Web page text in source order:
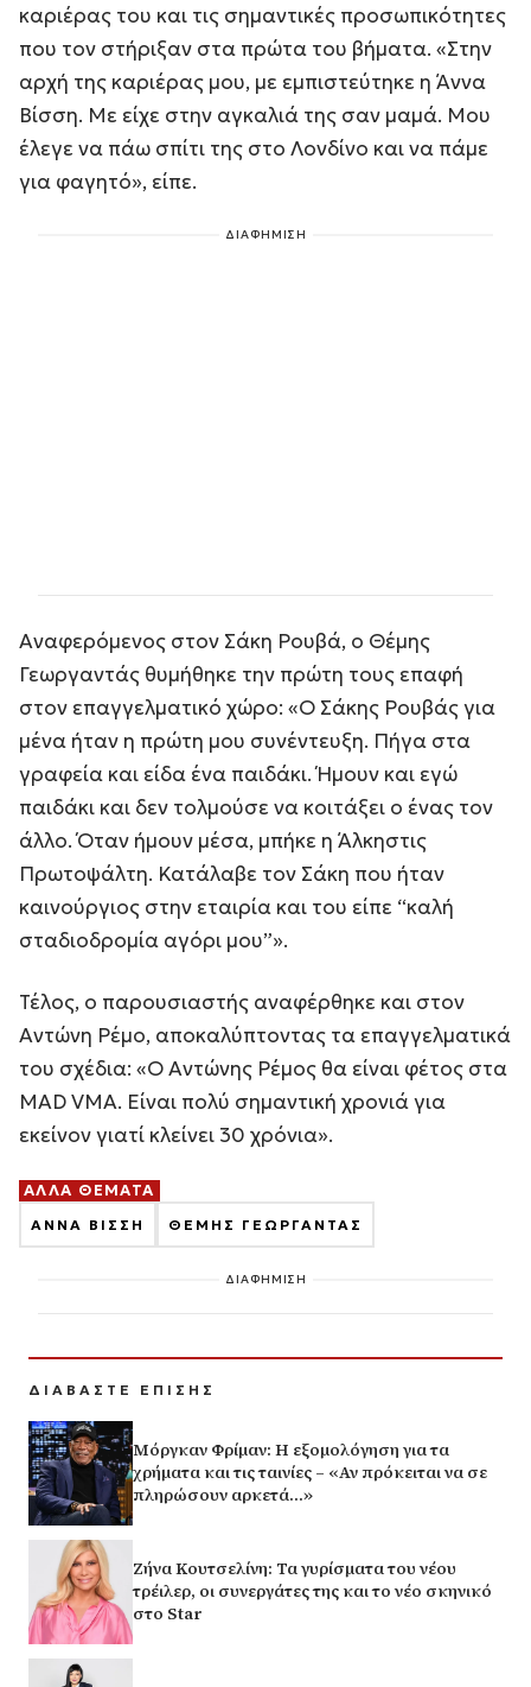
καριέρας του και τις σημαντικές προσωπικότητες
που τον στήριξαν στα πρώτα του βήματα. «Στην
αρχή της καριέρας μου, με εμπιστεύτηκε η Άννα
Βίσση. Με είχε στην αγκαλιά της σαν μαμά. Μου
έλεγε να πάω σπίτι της στο Λονδίνο και να πάμε
για φαγητό», είπε.
ΔΙΑΦΗΜΙΣΗ
Αναφερόμενος στον Σάκη Ρουβά, ο Θέμης
Γεωργαντάς θυμήθηκε την πρώτη τους επαφή
στον επαγγελματικό χώρο: «Ο Σάκης Ρουβάς για
μένα ήταν η πρώτη μου συνέντευξη. Πήγα στα
γραφεία και είδα ένα παιδάκι. Ήμουν και εγώ
παιδάκι και δεν τολμούσε να κοιτάξει ο ένας τον
άλλο. Όταν ήμουν μέσα, μπήκε η Άλκηστις
Πρωτοψάλτη. Κατάλαβε τον Σάκη που ήταν
καινούργιος στην εταιρία και του είπε “καλή
σταδιοδρομία αγόρι μου”».
Τέλος, ο παρουσιαστής αναφέρθηκε και στον
Αντώνη Ρέμο, αποκαλύπτοντας τα επαγγελματικά
του σχέδια: «Ο Αντώνης Ρέμος θα είναι φέτος στα
MAD VMA. Είναι πολύ σημαντική χρονιά για
εκείνον γιατί κλείνει 30 χρόνια».
ΑΛΛΑ ΘΕΜΑΤΑ
ΑΝΝΑ ΒΙΣΣΗ ΘΕΜΗΣ ΓΕΩΡΓΑΝΤΑΣ
ΔΙΑΦΗΜΙΣΗ
ΔΙΑΒΑΣΤΕ ΕΠΙΣΗΣ
Μόργκαν Φρίμαν: Η εξομολόγηση για τα
χρήματα και τις ταινίες – «Αν πρόκειται να σε
πληρώσουν αρκετά…»
Ζήνα Κουτσελίνη: Τα γυρίσματα του νέου
τρέιλερ, οι συνεργάτες της και το νέο σκηνικό
στο Star